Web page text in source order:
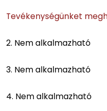
Tevékenységünket
2. Nem alkalmazható
3. Nem alkalmazható
4. Nem alkalmazható